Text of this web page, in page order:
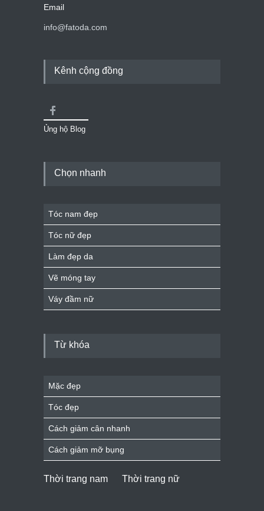
Email
info@fatoda.com
Kênh cộng đồng
Ủng hộ Blog
Chọn nhanh
Tóc nam đẹp
Tóc nữ đẹp
Làm đẹp da
Vẽ móng tay
Váy đầm nữ
Từ khóa
Mặc đẹp
Tóc đẹp
Cách giảm cân nhanh
Cách giảm mỡ bụng
Thời trang nam Thời trang nữ